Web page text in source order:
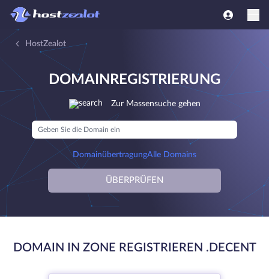
HostZealot
DOMAINREGISTRIERUNG
Zur Massensuche gehen
DomainübertragungAlle Domains
ÜBERPRÜFEN
DOMAIN IN ZONE REGISTRIEREN .DECENT